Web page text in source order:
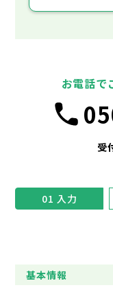
お電話で
受
01 入力
基本情報